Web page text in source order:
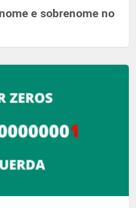
e sobrenome no